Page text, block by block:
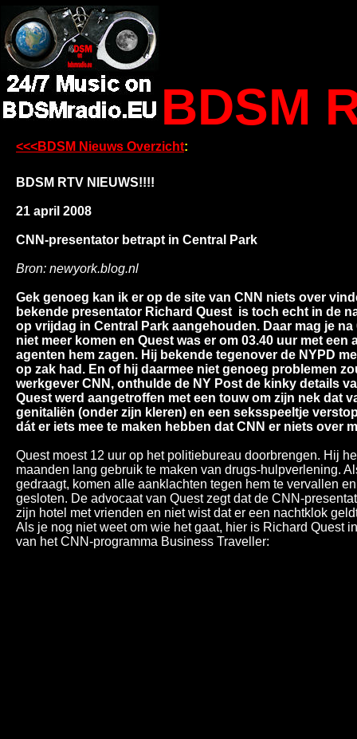
BDSM
<<<BDSM Nieuws Overzicht:
BDSM RTV NIEUWS!!!!
21 april 2008
CNN-presentator betrapt in Central Park
Bron: newyork.blog.nl
Gek genoeg kan ik er op de site van CNN niets over
bekende presentator Richard Quest is toch echt in de
op vrijdag in Central Park aangehouden. Daar mag je na
niet meer komen en Quest was er om 03.40 uur met een
agenten hem zagen. Hij bekende tegenover de NYPD
op zak had. En of hij daarmee niet genoeg problemen
werkgever CNN, onthulde de NY Post de kinky details
Quest werd aangetroffen met een touw om zijn nek dat
genitaliën (onder zijn kleren) en een seksspeeltje
dát er iets mee te maken hebben dat CNN er niets over
Quest moest 12 uur op het politiebureau doorbrengen. Hij
maanden lang gebruik te maken van drugs-hulpverlening.
gedraagt, komen alle aanklachten tegen hem te vervallen
gesloten. De advocaat van Quest zegt dat de CNN-
zijn hotel met vrienden en niet wist dat er een nachtklok
Als je nog niet weet om wie het gaat, hier is Richard Quest
van het CNN-programma Business Traveller: